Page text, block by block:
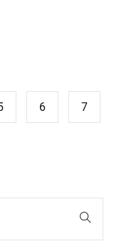
बन चुका है। जॉकोविच
हैं।
6 7